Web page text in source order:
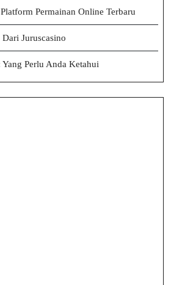
Permainan Online Terbaru
Juruscasino
Perlu Anda Ketahui